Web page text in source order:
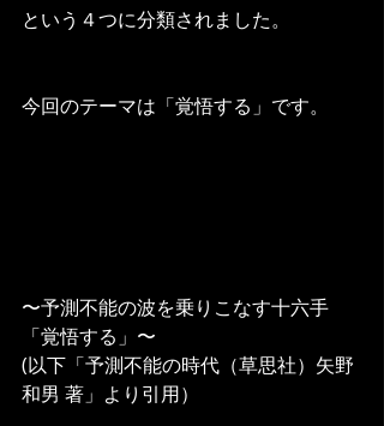
という４つに分類されました。
今回のテーマは「覚悟する」です。
〜予測不能の波を乗りこなす十六手
「覚悟する」〜
(以下「予測不能の時代（草思社）矢野
和男 著」より引用）